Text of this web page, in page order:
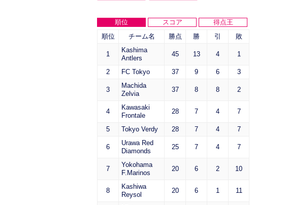
順位 スコア
得点王
順位
チーム名 勝点 勝 引 敗
1
Kashima
Antlers
45 13 4 1
2 FC Tokyo 37 9 6 3
3
Machida
Zelvia
37 8 8 2
4
Kawasaki
Frontale
28 7 4 7
5 Tokyo Verdy 28 7 4 7
6
Urawa Red
Diamonds
25 7 4 7
7
Yokohama
F.Marinos
20 6 2 10
8
Kashiwa
Reysol
20 6 1 11